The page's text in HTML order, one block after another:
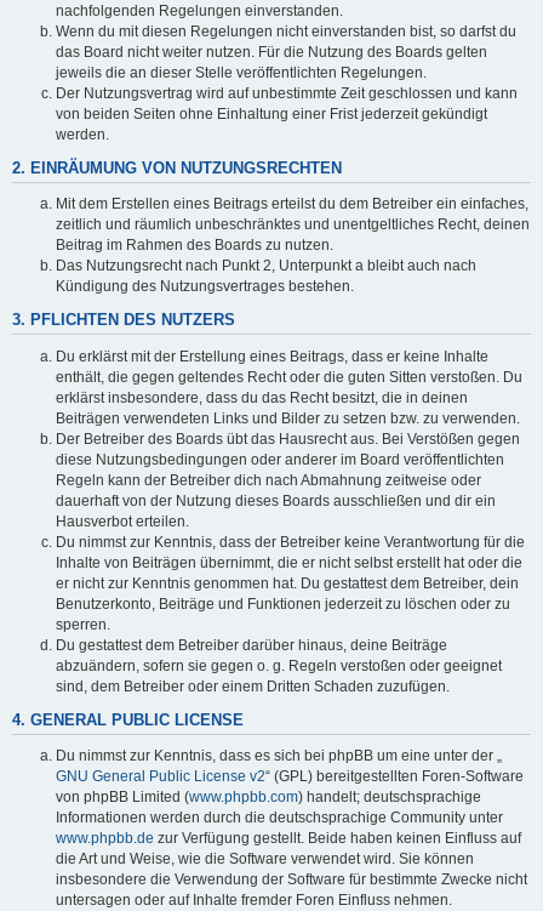
nachfolgenden Regelungen einverstanden.
Wenn du mit diesen Regelungen nicht einverstanden bist, so darfst du
das Board nicht weiter nutzen. Für die Nutzung des Boards gelten
jeweils die an dieser Stelle veröffentlichten Regelungen.
Der Nutzungsvertrag wird auf unbestimmte Zeit geschlossen und kann
von beiden Seiten ohne Einhaltung einer Frist jederzeit gekündigt
werden.
2. EINRÄUMUNG VON NUTZUNGSRECHTEN
Mit dem Erstellen eines Beitrags erteilst du dem Betreiber ein einfaches,
zeitlich und räumlich unbeschränktes und unentgeltliches Recht, deinen
Beitrag im Rahmen des Boards zu nutzen.
Das Nutzungsrecht nach Punkt 2, Unterpunkt a bleibt auch nach
Kündigung des Nutzungsvertrages bestehen.
3. PFLICHTEN DES NUTZERS
Du erklärst mit der Erstellung eines Beitrags, dass er keine Inhalte
enthält, die gegen geltendes Recht oder die guten Sitten verstoßen. Du
erklärst insbesondere, dass du das Recht besitzt, die in deinen
Beiträgen verwendeten Links und Bilder zu setzen bzw. zu verwenden.
Der Betreiber des Boards übt das Hausrecht aus. Bei Verstößen gegen
diese Nutzungsbedingungen oder anderer im Board veröffentlichten
Regeln kann der Betreiber dich nach Abmahnung zeitweise oder
dauerhaft von der Nutzung dieses Boards ausschließen und dir ein
Hausverbot erteilen.
Du nimmst zur Kenntnis, dass der Betreiber keine Verantwortung für die
Inhalte von Beiträgen übernimmt, die er nicht selbst erstellt hat oder die
er nicht zur Kenntnis genommen hat. Du gestattest dem Betreiber, dein
Benutzerkonto, Beiträge und Funktionen jederzeit zu löschen oder zu
sperren.
Du gestattest dem Betreiber darüber hinaus, deine Beiträge
abzuändern, sofern sie gegen o. g. Regeln verstoßen oder geeignet
sind, dem Betreiber oder einem Dritten Schaden zuzufügen.
4. GENERAL PUBLIC LICENSE
Du nimmst zur Kenntnis, dass es sich bei phpBB um eine unter der „
GNU General Public License v2“ (GPL) bereitgestellten Foren-Software
von phpBB Limited (www.phpbb.com) handelt; deutschsprachige
Informationen werden durch die deutschsprachige Community unter
www.phpbb.de zur Verfügung gestellt. Beide haben keinen Einfluss auf
die Art und Weise, wie die Software verwendet wird. Sie können
insbesondere die Verwendung der Software für bestimmte Zwecke nicht
untersagen oder auf Inhalte fremder Foren Einfluss nehmen.